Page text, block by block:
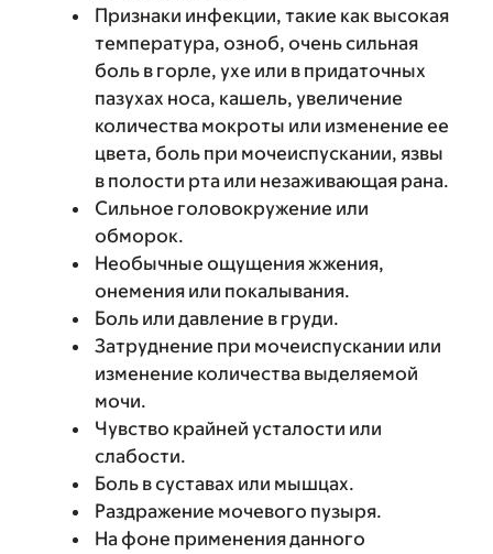
Признаки инфекции, такие как высокая
температура, озноб, очень сильная
боль в горле, ухе или в придаточных
пазухах носа, кашель, увеличение
количества мокроты или изменение ее
цвета, боль при мочеиспускании, язвы
в полости рта или незаживающая рана.
Сильное головокружение или
обморок.
Необычные ощущения жжения,
онемения или покалывания.
Боль или давление в груди.
Затруднение при мочеиспускании или
изменение количества выделяемой
мочи.
Чувство крайней усталости или
слабости.
Боль в суставах или мышцах.
Раздражение мочевого пузыря.
На фоне применения данного